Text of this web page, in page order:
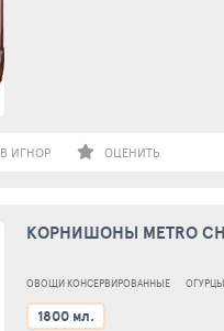
В ИГНОР ОЦЕНИТЬ
КОРНИШОНЫ METRO
ОВОЩИ КОНСЕРВИРОВАННЫЕ
1800 мл.